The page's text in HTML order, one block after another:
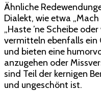
Ähnliche
Dialekt, wie etwa
„Haste ’ne Scheibe
vermitteln ebenfalls
und bieten eine
anzugehen oder
sind Teil der kernigen
und ungeschönt ist.